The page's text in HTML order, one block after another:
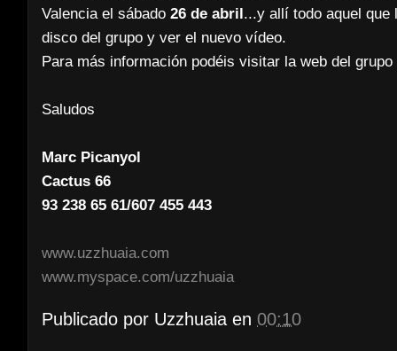
Valencia el sábado 26 de abril ...y allí todo aquel que
disco del grupo y ver el nuevo vídeo.
Para más información podéis visitar la web del
Saludos
Marc Picanyol
Cactus 66
93 238 65 61/607 455 443
www.uzzhuaia.com
www.myspace.com/uzzhuaia
Publicado por Uzzhuaia en 00:10